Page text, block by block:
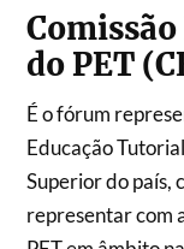
do PET
É o fórum
Educação
Superior do país,
representar com